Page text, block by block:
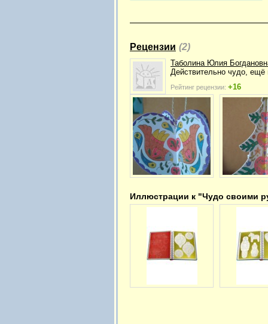
Рецензии (2)
Таболина Юлия
Действительно чудо, ещё
Рейтинг рецензии: +16
Иллюстрации к "Чудо своими